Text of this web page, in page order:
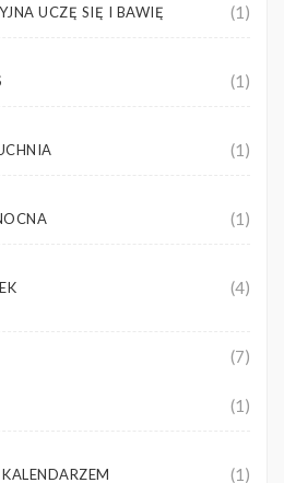
UCZĘ SIĘ I BAWIĘ (1)
(1)
(1)
(1)
(4)
(7)
(1)
(1)